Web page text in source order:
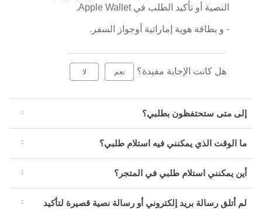
النصية أو تأكيد الطلب في Apple Wallet.
- و بطاقة هوية إماراتية أوجواز السفر.
هل كانت الإجابة مفيدة؟ نعم لا
إلى متى ستحتفظون بطلبي؟
ما الوقت الذي يمكنني فيه استلام طلبي؟
أين يمكنني استلام طلبي في المتجر؟
لم أتلق رسالة بريد إلكتروني أو رسالة نصية قصيرة لتأكيد